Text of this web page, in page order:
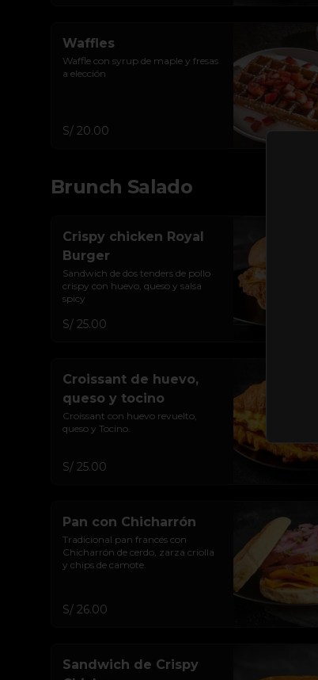
Waffles
Waffle con syrup de maple y fresas
a elección
S/ 20.00
Brunch Salado
Crispy chicken Royal
Burger
Sandwich de dos tenders de pollo
crispy con huevo, queso y salsa
spicy
S/ 25.00
Croissant de huevo,
queso y tocino
Croissant con huevo revuelto,
queso y Tocino.
S/ 25.00
Pan con Chicharrón
Tradicional pan francés con
Chicharrón de cerdo, zarza criolla
y chips de camote.
S/ 26.00
Sandwich de Crispy